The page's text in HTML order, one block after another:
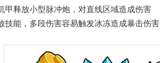
甲释放小型脉冲炮，对直线区域造成伤害
技能，多段伤害容易触发冰冻造成暴击伤害